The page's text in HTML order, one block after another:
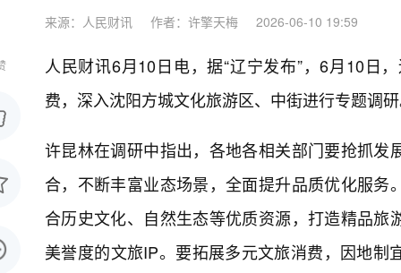
来源：人民财讯 作者：许擎天梅 2026-06-10 19:59
人民财讯6月10日电，据“辽宁发布”，6月10日
费，深入沈阳方城文化旅游区、中街进行专题调
许昆林在调研中指出，各地各相关部门要抢抓
合，不断丰富业态场景，全面提升品质优化服
合历史文化、自然生态等优质资源，打造精品
美誉度的文旅IP。要拓展多元文旅消费，因地